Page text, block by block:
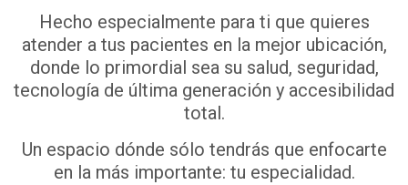
Hecho especialmente para ti que quieres
atender a tus pacientes en la mejor ubicación,
donde lo primordial sea su salud, seguridad,
tecnología de última generación y accesibilidad
total.
Un espacio dónde sólo tendrás que enfocarte
en la más importante: tu especialidad.